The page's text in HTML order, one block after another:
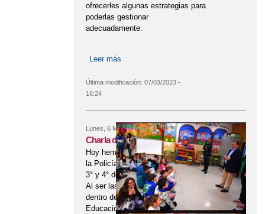
ofrecerles algunas estrategias para
poderlas gestionar
adecuadamente.
Leer más
EL ALUMNADO
Última modificación: 07/03/2023 -
16:24
Lunes, 6 Marzo, 2023
Charla de Educación Vial
Hoy hemos tenido unas charlas de
la Policía Local para los cursos de
3° y 4° de Primaria.
Al ser las primeras celebradas
dentro del Programa municipal de
Educación Vial, nos ha visitado